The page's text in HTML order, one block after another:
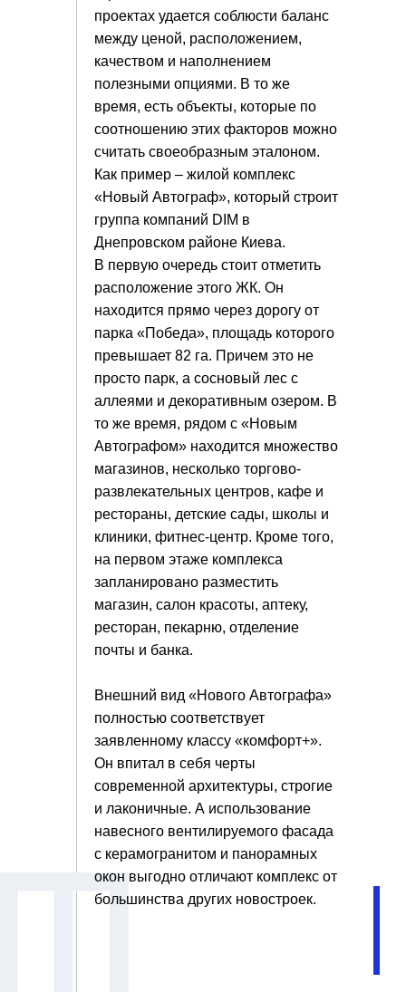
проектах удается соблюсти баланс
между ценой, расположением,
качеством и наполнением
полезными опциями. В то же
время, есть объекты, которые по
соотношению этих факторов можно
считать своеобразным эталоном.
Как пример – жилой комплекс
«Новый Автограф», который строит
группа компаний DIM в
Днепровском районе Киева.
В первую очередь стоит отметить
расположение этого ЖК. Он
находится прямо через дорогу от
парка «Победа», площадь которого
превышает 82 га. Причем это не
просто парк, а сосновый лес с
аллеями и декоративным озером. В
то же время, рядом с «Новым
Автографом» находится множество
магазинов, несколько торгово-
развлекательных центров, кафе и
рестораны, детские сады, школы и
клиники, фитнес-центр. Кроме того,
на первом этаже комплекса
запланировано разместить
магазин, салон красоты, аптеку,
ресторан, пекарню, отделение
почты и банка.
Внешний вид «Нового Автографа»
полностью соответствует
заявленному классу «комфорт+».
Он впитал в себя черты
современной архитектуры, строгие
и лаконичные. А использование
навесного вентилируемого фасада
с керамогранитом и панорамных
окон выгодно отличают комплекс от
большинства других новостроек.